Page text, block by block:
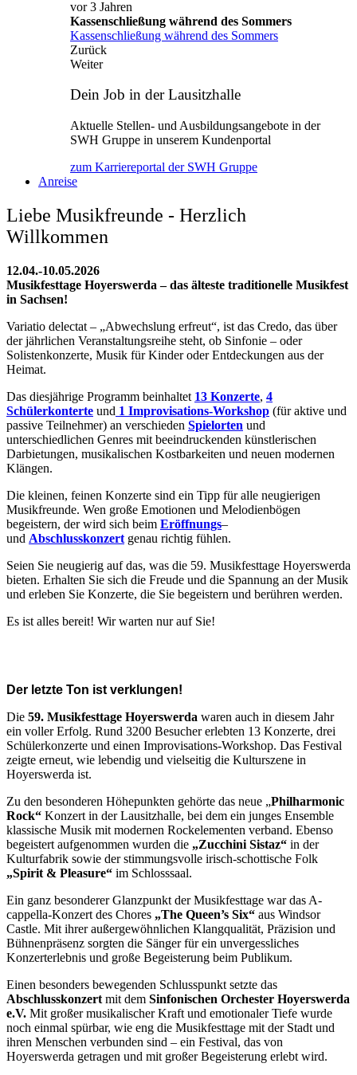
vor 3 Jahren
Kassenschließung während des Sommers
Kassenschließung während des Sommers
Zurück
Weiter
Dein Job in der Lausitzhalle
Aktuelle Stellen- und Ausbildungsangebote in der
SWH Gruppe in unserem Kundenportal
zum Karriereportal der SWH Gruppe
Anreise
Liebe Musikfreunde - Herzlich
Willkommen
12.04.-10.05.2026
Musikfesttage Hoyerswerda – das älteste traditionelle Musikfest
in Sachsen!
Variatio delectat – „Abwechslung erfreut“, ist das Credo, das über
der jährlichen Veranstaltungsreihe steht, ob Sinfonie – oder
Solistenkonzerte, Musik für Kinder oder Entdeckungen aus der
Heimat.
Das diesjährige Programm beinhaltet 13 Konzerte, 4
Schülerkonterte und 1 Improvisations-Workshop (für aktive und
passive Teilnehmer) an verschieden Spielorten und
unterschiedlichen Genres mit beeindruckenden künstlerischen
Darbietungen, musikalischen Kostbarkeiten und neuen modernen
Klängen.
Die kleinen, feinen Konzerte sind ein Tipp für alle neugierigen
Musikfreunde. Wen große Emotionen und Melodienbögen
begeistern, der wird sich beim Eröffnungs–
und Abschlusskonzert genau richtig fühlen.
Seien Sie neugierig auf das, was die 59. Musikfesttage Hoyerswerda
bieten. Erhalten Sie sich die Freude und die Spannung an der Musik
und erleben Sie Konzerte, die Sie begeistern und berühren werden.
Es ist alles bereit! Wir warten nur auf Sie!
Der letzte Ton ist verklungen!
Die 59. Musikfesttage Hoyerswerda waren auch in diesem Jahr
ein voller Erfolg. Rund 3200 Besucher erlebten 13 Konzerte, drei
Schülerkonzerte und einen Improvisations-Workshop. Das Festival
zeigte erneut, wie lebendig und vielseitig die Kulturszene in
Hoyerswerda ist.
Zu den besonderen Höhepunkten gehörte das neue „Philharmonic
Rock“ Konzert in der Lausitzhalle, bei dem ein junges Ensemble
klassische Musik mit modernen Rockelementen verband. Ebenso
begeistert aufgenommen wurden die „Zucchini Sistaz“ in der
Kulturfabrik sowie der stimmungsvolle irisch-schottische Folk
„Spirit & Pleasure“ im Schlosssaal.
Ein ganz besonderer Glanzpunkt der Musikfesttage war das A-
cappella-Konzert des Chores „The Queen’s Six“ aus Windsor
Castle. Mit ihrer außergewöhnlichen Klangqualität, Präzision und
Bühnenpräsenz sorgten die Sänger für ein unvergessliches
Konzerterlebnis und große Begeisterung beim Publikum.
Einen besonders bewegenden Schlusspunkt setzte das
Abschlusskonzert mit dem Sinfonischen Orchester Hoyerswerda
e.V. Mit großer musikalischer Kraft und emotionaler Tiefe wurde
noch einmal spürbar, wie eng die Musikfesttage mit der Stadt und
ihren Menschen verbunden sind – ein Festival, das von
Hoyerswerda getragen und mit großer Begeisterung erlebt wird.